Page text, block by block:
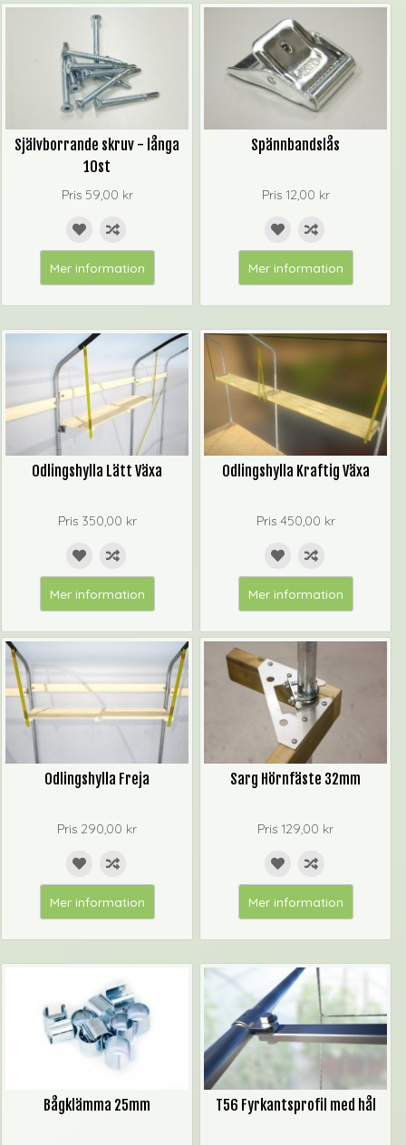
Självborrande skruv - långa
10st
Pris 59,00 kr
Mer information
Spännbandslås
Pris 12,00 kr
Mer information
Odlingshylla Lätt Växa
Pris 350,00 kr
Mer information
Odlingshylla Kraftig Växa
Pris 450,00 kr
Mer information
Odlingshylla Freja
Pris 290,00 kr
Mer information
Sarg Hörnfäste 32mm
Pris 129,00 kr
Mer information
Bågklämma 25mm T56 Fyrkantsprofil med hål